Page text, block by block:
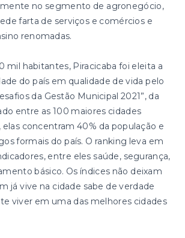
no segmento de agronegócio,
farta de serviços e comércios e
renomadas.
mil habitantes, Piracicaba foi eleita a
do país em qualidade de vida pelo
da Gestão Municipal 2021”, da
entre as 100 maiores cidades
elas concentram 40% da população e
formais do país. O ranking leva em
entre eles saúde, segurança,
básico. Os índices não deixam
já vive na cidade sabe de verdade
viver em uma das melhores cidades